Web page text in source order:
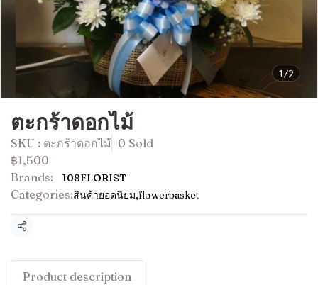
1/2
ตะกร้าดอกไม้
SKU : ตะกร้าดอกไม้ 0 Sold
฿1,500
Brands:
108FLORIST
Categories:สินค้ายอดนิยม,flowerbasket
Share
Product description